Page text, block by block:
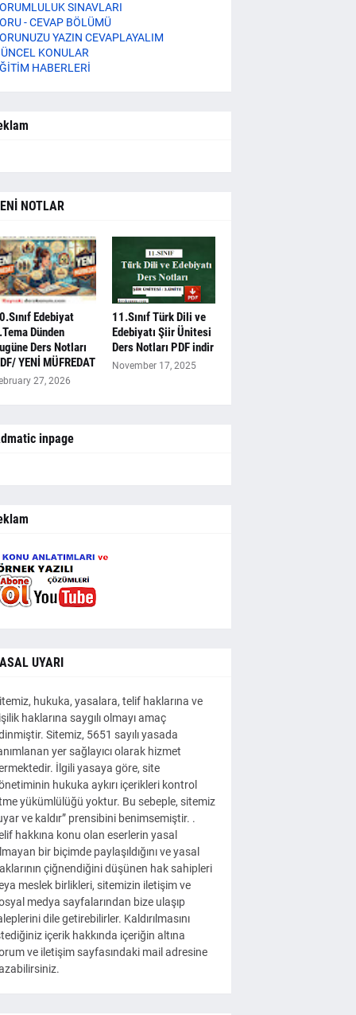
SINAVLARI
- CEVAP BÖLÜMÜ
YAZIN CEVAPLAYALIM
KONULAR
HABERLERİ
NOTLAR
Edebiyat
Dünden
Ders Notları
YENİ MÜFREDAT
27, 2026
11.Sınıf Türk Dili ve
Edebiyatı Şiir Ünitesi
Ders Notları PDF indir
November 17, 2025
inpage
UYARI
hukuka, yasalara, telif haklarına ve
haklarına saygılı olmayı amaç
Sitemiz, 5651 sayılı yasada
yer sağlayıcı olarak hizmet
İlgili yasaya göre, site
hukuka aykırı içerikleri kontrol
yükümlülüğü yoktur. Bu sebeple, sitemiz
ve kaldır” prensibini benimsemiştir. .
hakkına konu olan eserlerin yasal
bir biçimde paylaşıldığını ve yasal
çiğnendiğini düşünen hak sahipleri
meslek birlikleri, sitemizin iletişim ve
medya sayfalarından bize ulaşıp
dile getirebilirler. Kaldırılmasını
içerik hakkında içeriğin altına
ve iletişim sayfasındaki mail adresine